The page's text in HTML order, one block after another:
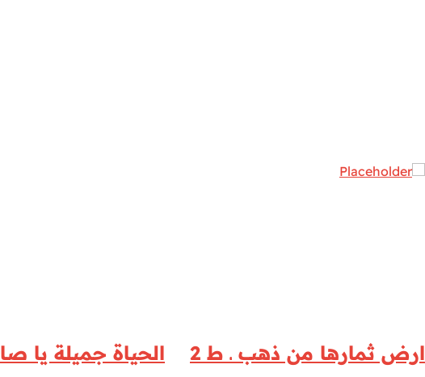
الحياة جميلة يا ارض ثمارها من ذهب ـ ط 2